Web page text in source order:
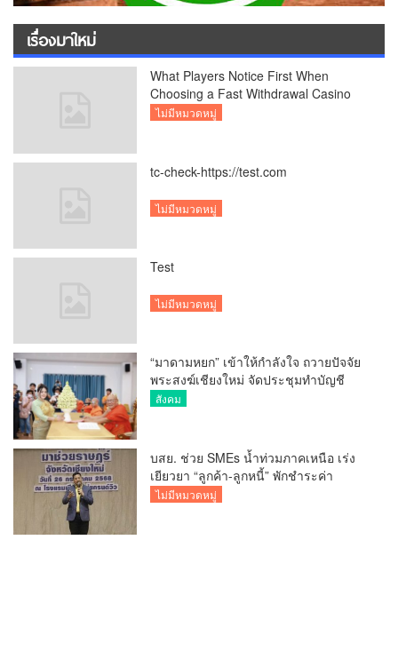
เรื่องมาใหม่
What Players Notice First When
Choosing a Fast Withdrawal Casino
UK
ไม่มีหมวดหมู่
tc-check-https://test.com
ไม่มีหมวดหมู่
Test
ไม่มีหมวดหมู่
“มาดามหยก” เข้าให้กำลังใจ ถวายปัจจัย
พระสงฆ์เชียงใหม่ จัดประชุมทำบัญชี
รายรับรายจ่ายของวัด กว่า 300 รูป ที่วัด
สังคม
บสย. ช่วย SMEs น้ำท่วมภาคเหนือ เร่ง
เยียวยา “ลูกค้า-ลูกหนี้” พักชำระค่า
ธรรมเนียม-ค่างวด
ไม่มีหมวดหมู่